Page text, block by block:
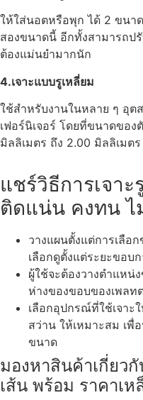
ให้ใส่นอตหรือพุก ได้ 2 ขนา
สองขนาดนี้ อีกทั้งสามารถป
ต้องแม่นยำมากนัก
4.เจาะแบบรูเหลี่ยม
ใช้สำหรับงานในหลาย ๆ อุ
เฟอร์นิเจอร์ โดยที่ขนาดของ
มิลลิเมตร ถึง 2.00 มิลลิเมตร
แชร์วิธีการเจา
ติดแน่น คงทน ไ
วางแผนตั้งแต่การเลือ
เลือกดูตั้งแต่ระยะขอบ
ผู้ใช้จะต้องวางตำแหน่
ห่างของขอบของเพลท
เลือกอุปกรณ์ที่ใช้เจาะ
สว่าน ให้เหมาะสม เพื่
ขนาด
มองหาสินค้าเกี่ยว
เส้น พร้อม ราคาเ